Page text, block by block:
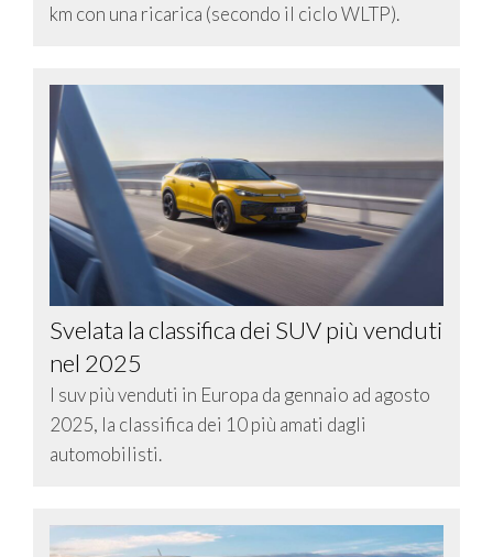
km con una ricarica (secondo il ciclo WLTP).
Svelata la classifica dei SUV più venduti
nel 2025
I suv più venduti in Europa da gennaio ad agosto
2025, la classifica dei 10 più amati dagli
automobilisti.